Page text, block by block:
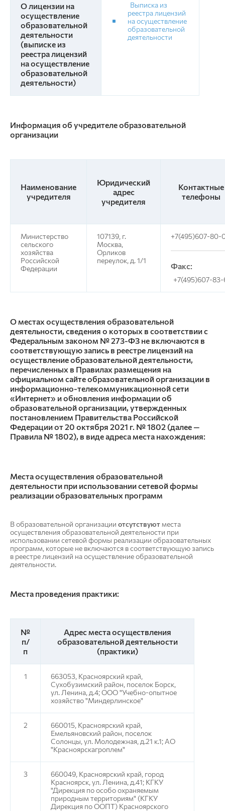
О лицензии на
осуществление
образовательной
деятельности
(выписке из
реестра лицензий
на осуществление
образовательной
деятельности)
Выписка из
реестра лицензий
на осуществление
образовательной
деятельности
Информация об учредителе образовательной
организации
Наименование
учредителя
Юридический
адрес
учредителя
Контактные
телефоны
Министерство
сельского
хозяйства
Российской
Федерации
107139, г.
Москва,
Орликов
переулок, д. 1/1
+7(495)607-80-
Факс:
+7(495)607-83-
О местах осуществления образовательной
деятельности, сведения о которых в соответствии с
Федеральным законом № 273-ФЗ не включаются в
соответствующую запись в реестре лицензий на
осуществление образовательной деятельности,
перечисленных в Правилах размещения на
официальном сайте образовательной организации в
информационно-телекоммуникационной сети
«Интернет» и обновления информации об
образовательной организации, утвержденных
постановлением Правительства Российской
Федерации от 20 октября 2021 г. № 1802 (далее —
Правила № 1802), в виде адреса места нахождения:
Места осуществления образовательной
деятельности при использовании сетевой формы
реализации образовательных программ
В образовательной организации отсутствуют места
осуществления образовательной деятельности при
использовании сетевой формы реализации образовательных
программ, которые не включаются в соответствующую запись
в реестре лицензий на осуществление образовательной
деятельности.
Места проведения практики:
№
п/
п
Адрес места осуществления
образовательной деятельности
(практики)
1
663053, Красноярский край,
Сухобузимский район, поселок Борск,
ул. Ленина, д.4; ООО "Учебно-опытное
хозяйство "Миндерлинское"
2
660015, Красноярский край,
Емельяновский район, поселок
Солонцы, ул. Молодежная, д.21 к.1; АО
"Красноярскагроплем"
3
660049, Красноярский край, город
Красноярск, ул. Ленина, д.41; КГКУ
"Дирекция по особо охраняемым
природным территориям" (КГКУ
Дирекция по ООПТ) Красноярского